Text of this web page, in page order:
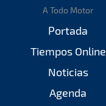
A Todo Motor
Portada
Tiempos Online
Noticias
Agenda